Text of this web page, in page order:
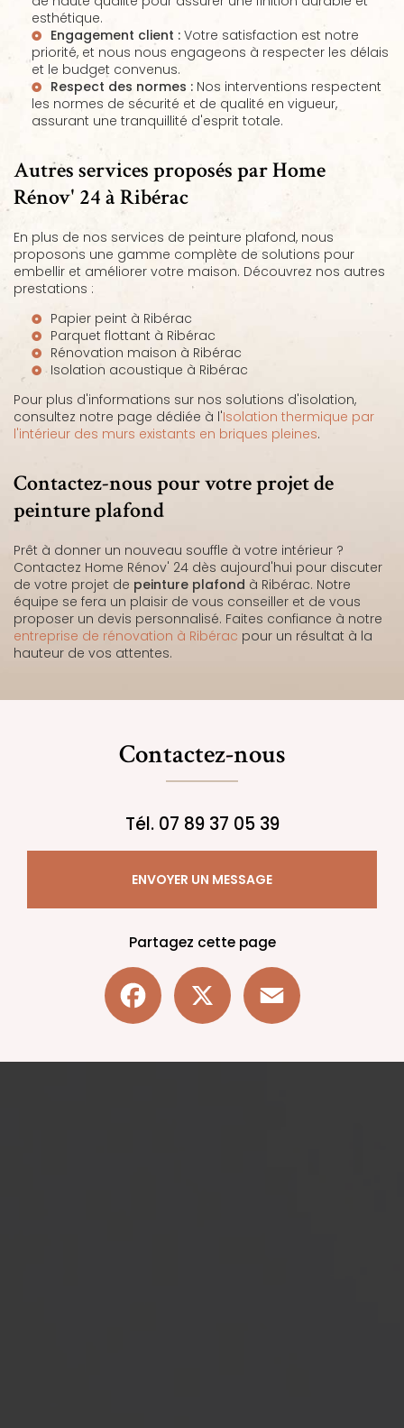
esthétique.
Engagement client : Votre satisfaction est notre
priorité, et nous nous engageons à respecter les délais
et le budget convenus.
Respect des normes : Nos interventions respectent
les normes de sécurité et de qualité en vigueur,
assurant une tranquillité d'esprit totale.
Autres services proposés par Home
Rénov' 24 à Ribérac
En plus de nos services de peinture plafond, nous
proposons une gamme complète de solutions pour
embellir et améliorer votre maison. Découvrez nos autres
prestations :
Papier peint à Ribérac
Parquet flottant à Ribérac
Rénovation maison à Ribérac
Isolation acoustique à Ribérac
Pour plus d'informations sur nos solutions d'isolation,
consultez notre page dédiée à l'Isolation thermique par
l'intérieur des murs existants en briques pleines.
Contactez-nous pour votre projet de
peinture plafond
Prêt à donner un nouveau souffle à votre intérieur ?
Contactez Home Rénov' 24 dès aujourd'hui pour discuter
de votre projet de peinture plafond à Ribérac. Notre
équipe se fera un plaisir de vous conseiller et de vous
proposer un devis personnalisé. Faites confiance à notre
entreprise de rénovation à Ribérac pour un résultat à la
hauteur de vos attentes.
Contactez-nous
Tél. 07 89 37 05 39
ENVOYER UN MESSAGE
Partagez cette page
Facebook